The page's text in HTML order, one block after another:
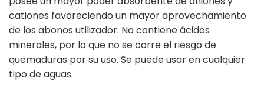
cationes favoreciendo un mayor aprovechamiento
de los abonos utilizador. No contiene ácidos
minerales, por lo que no se corre el riesgo de
quemaduras por su uso. Se puede usar en cualquier
tipo de aguas.